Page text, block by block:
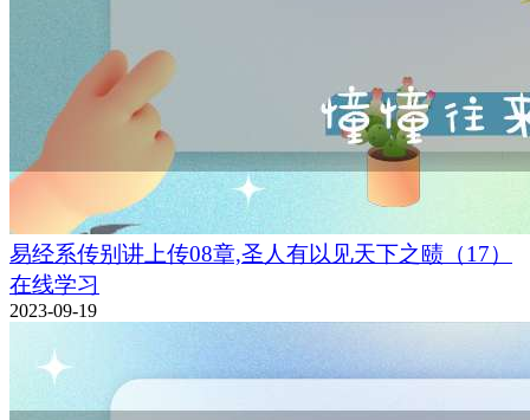
易经系传别讲上传08章,圣人有以见天下之赜（17）
在线学习
2023-09-19